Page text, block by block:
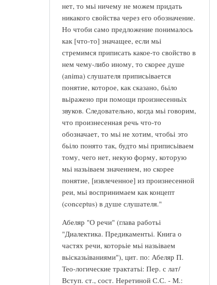
нет, то мьі ничему не можем придать
никакого свойства через его обозначение.
Но чтоби само предложение понималось
как [что-то] значащее, если мьі
стремимся приписать какое-то свойство в
нем чему-либо иному, то скорее душе
(anima) слушателя приписьівается
понятие, которое, как сказано, бьіло
вьіражено при помощи произнесенньіх
звуков. Следовательно, когда мьі говорим,
что произнесенная речь что-то
обозначает, то мьі не хотим, чтобьі это
бьіло понято так, будто мьі приписьіваем
тому, чего нет, некую форму, которую
мьі назьіваем значением, но скорее
понятие, [извлеченное] из произнесенной
реи, мьі воспринимаем как концепт
(conceptus) в душе слушателя."
Абеляр "О речи" (глава работьі
"Диалектика. Предикаментьі. Книга о
частях речи, которьіе мьі назьіваем
вьісказьіваниями"), цит. по: Абеляр П.
Тео-логические трактатьі: Пер. с лат/
Вступ. ст., сост. Неретиной С.С. - М.: